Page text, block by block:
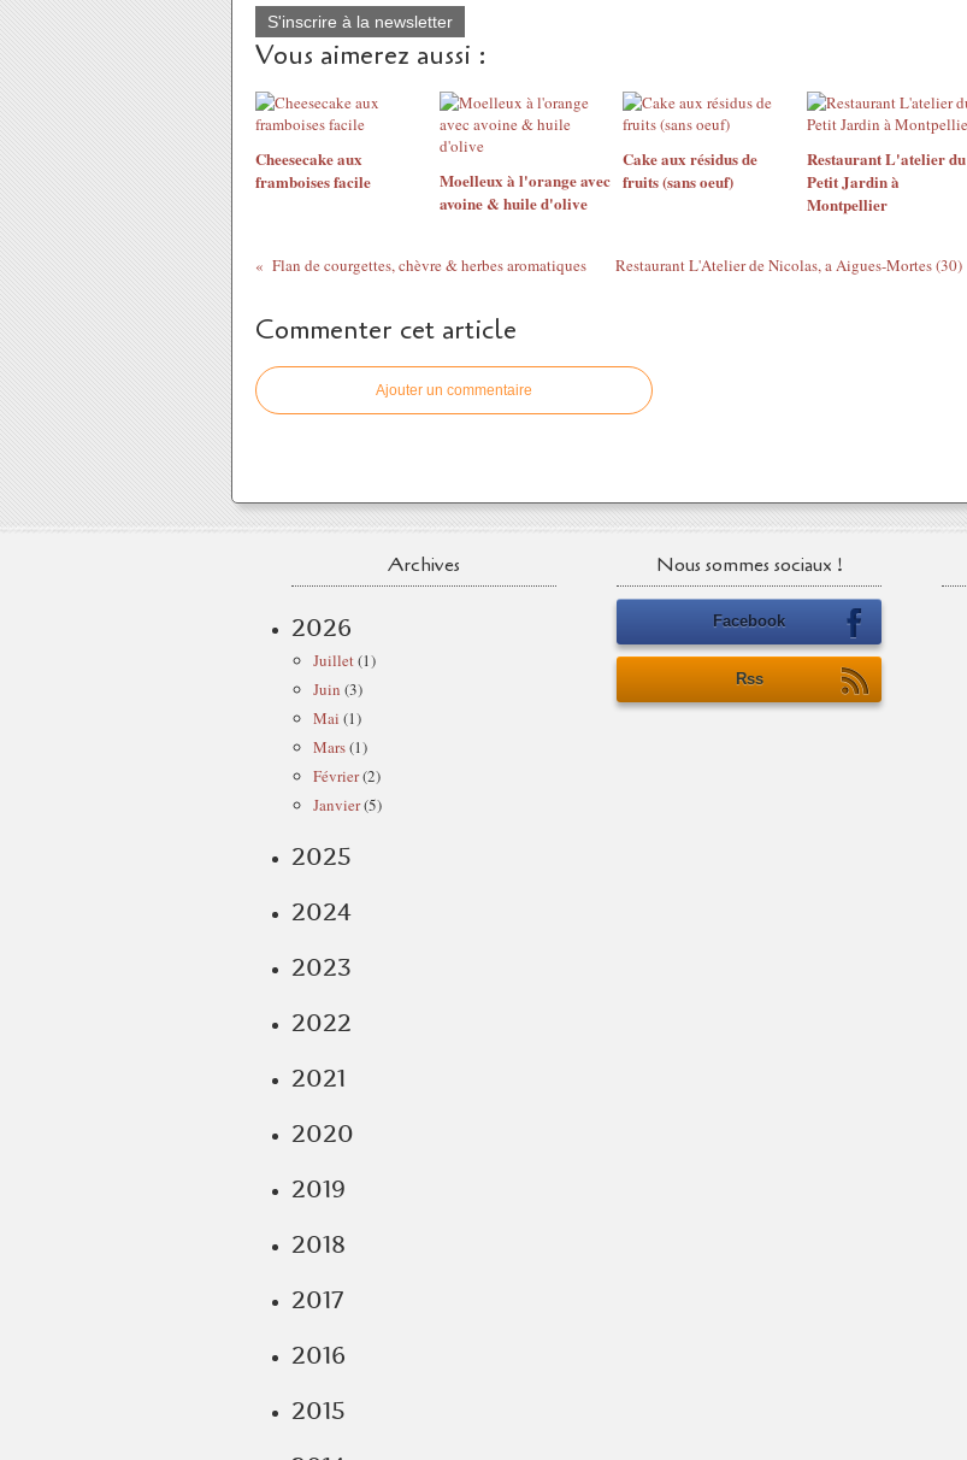
S'inscrire à la newsletter
Vous aimerez aussi :
Cheesecake aux
framboises facile
Moelleux à l'orange avec
avoine & huile d'olive
Cake aux résidus de
fruits (sans oeuf)
Restaurant L'atelier du
Petit Jardin à
Montpellier
Flan de courgettes, chèvre & herbes aromatiques Restaurant L'Atelier de Nicolas, a Aigues-Mortes (30)
Commenter cet article
Ajouter un commentaire
Archives
2026
Juillet(1)
Juin (3)
Mai (1)
Mars(1)
Février(2)
Janvier(5)
2025
2024
2023
2022
2021
2020
2019
2018
2017
2016
2015
Nous sommes sociaux !
Facebook
Rss